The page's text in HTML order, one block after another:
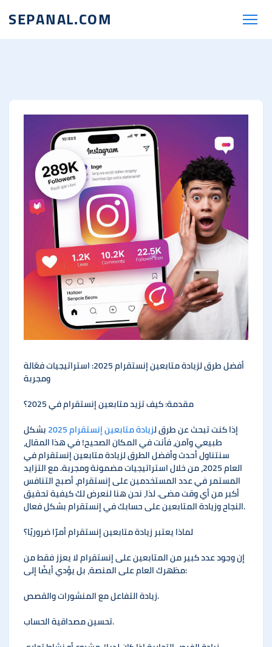
SEPANAL.COM
أفضل طرق لزيادة متابعين إنستقرام 2025: استراتيجيات فعّالة
ومجربة
مقدمة: كيف تزيد متابعين إنستقرام في 2025؟
إذا كنت تبحث عن طرق لزيادة متابعين إنستقرام 2025
بشكل
طبيعي وآمن، فأنت في المكان الصحيح! في هذا المقال،
سنتناول أحدث وأفضل الطرق لزيادة متابعين إنستقرام في
العام 2025، من خلال استراتيجيات مضمونة ومجربة. مع التزايد
المستمر في عدد المستخدمين على إنستقرام، أصبح التنافس
أكبر من أي وقت مضى. لذا، نحن هنا لنعرض لك كيفية تحقيق
النجاح وزيادة المتابعين على حسابك في إنستقرام بشكل فعال.
لماذا يعتبر زيادة متابعين إنستقرام أمرًا ضروريًا؟
إن وجود عدد كبير من المتابعين على إنستقرام لا يعزز فقط من
مظهرك العام على المنصة، بل يؤدي أيضًا إلى:
زيادة التفاعل مع المنشورات والقصص.
تحسين مصداقية الحساب.